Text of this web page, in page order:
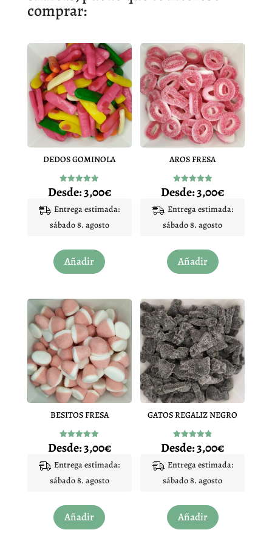
comprar:
DEDOS GOMINOLA
Valorado
con
de 5
Desde:3,00€
Entrega estimada:
sábado 8. agosto
Añadir
producto
variantes.
Las
opciones
se
pueden
elegir
en
la
de
producto
AROS FRESA
Valorado
con
de 5
Desde:3,00€
Entrega estimada:
sábado 8. agosto
Añadir
producto
variantes.
Las
opciones
se
pueden
elegir
en
la
de
producto
BESITOS FRESA
Valorado
con
de 5
Desde:3,00€
Entrega estimada:
sábado 8. agosto
Añadir
producto
GATOS REGALIZ NEGRO
Valorado
con
de 5
Desde:3,00€
Entrega estimada:
sábado 8. agosto
Añadir
producto